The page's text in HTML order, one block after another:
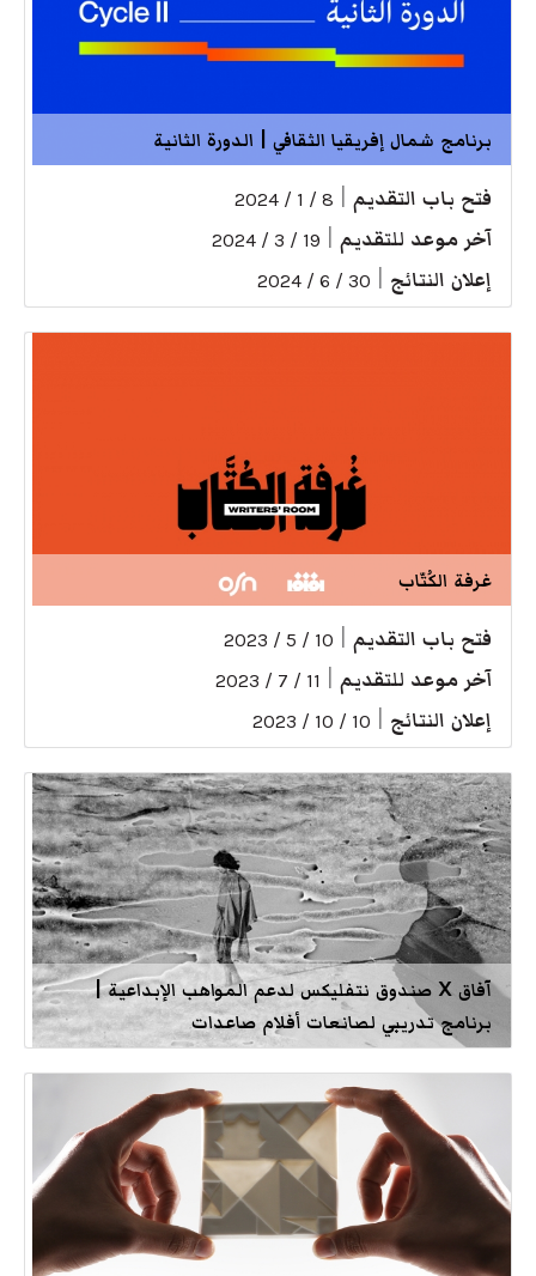
برنامج شمال إفريقيا الثقافي | الدورة الثانية
فتح باب التقديم 8 / 1 / 2024
آخر موعد للتقديم 19 / 3 / 2024
إعلان النتائج 30 / 6 / 2024
غرفة الكُتّاب
فتح باب التقديم 10 / 5 / 2023
آخر موعد للتقديم 11 / 7 / 2023
إعلان النتائج 10 / 10 / 2023
آفاق X صندوق نتفليكس لدعم المواهب الإبداعية |
برنامج تدريبي لصانعات أفلام صاعدات